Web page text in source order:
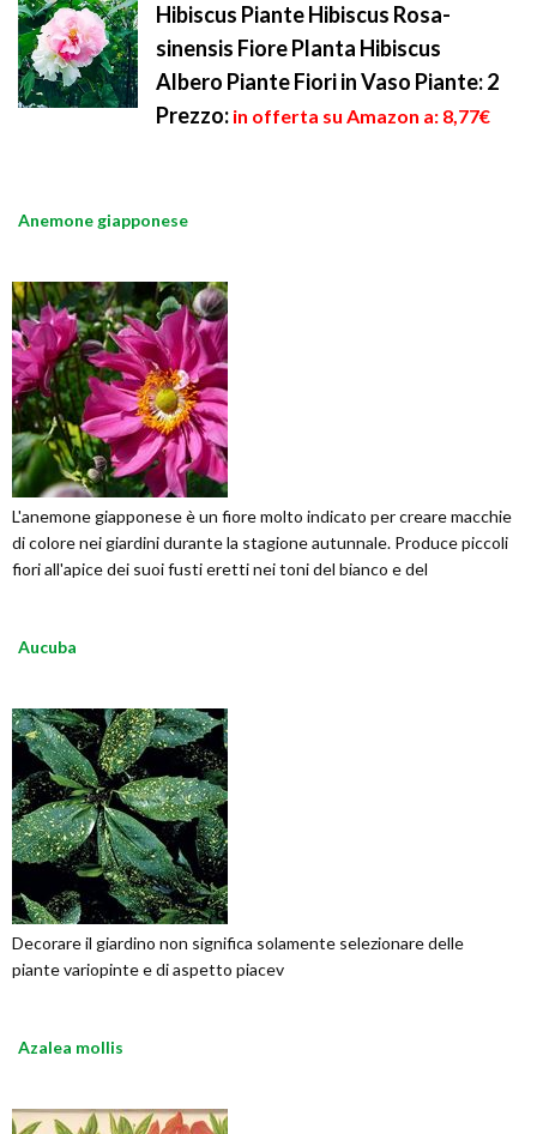
Hibiscus Piante Hibiscus Rosa-
sinensis Fiore Planta Hibiscus
Albero Piante Fiori in Vaso Piante: 2
Prezzo: in offerta su Amazon a: 8,77€
Anemone giapponese
L'anemone giapponese è un fiore molto indicato per creare macchie
di colore nei giardini durante la stagione autunnale. Produce piccoli
fiori all'apice dei suoi fusti eretti nei toni del bianco e del
Aucuba
Decorare il giardino non significa solamente selezionare delle
piante variopinte e di aspetto piacev
Azalea mollis